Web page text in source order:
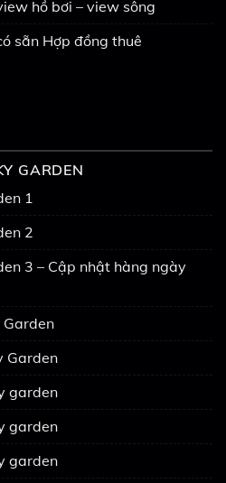
hồ bơi – view sông
sẵn Hợp đồng thuê
GARDEN
1
2
3 – Cập nhật hàng ngày
Garden
Garden
garden
garden
garden